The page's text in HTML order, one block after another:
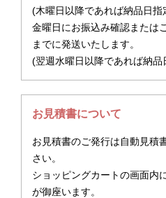
(木曜日以降であれば納品日指
金曜日にお振込み確認または
までに発送いたします。
(翌週水曜日以降であれば納品
お見積書について
お見積書のご発行は自動見積
さい。
ショッピングカートの画面内
が御座います。